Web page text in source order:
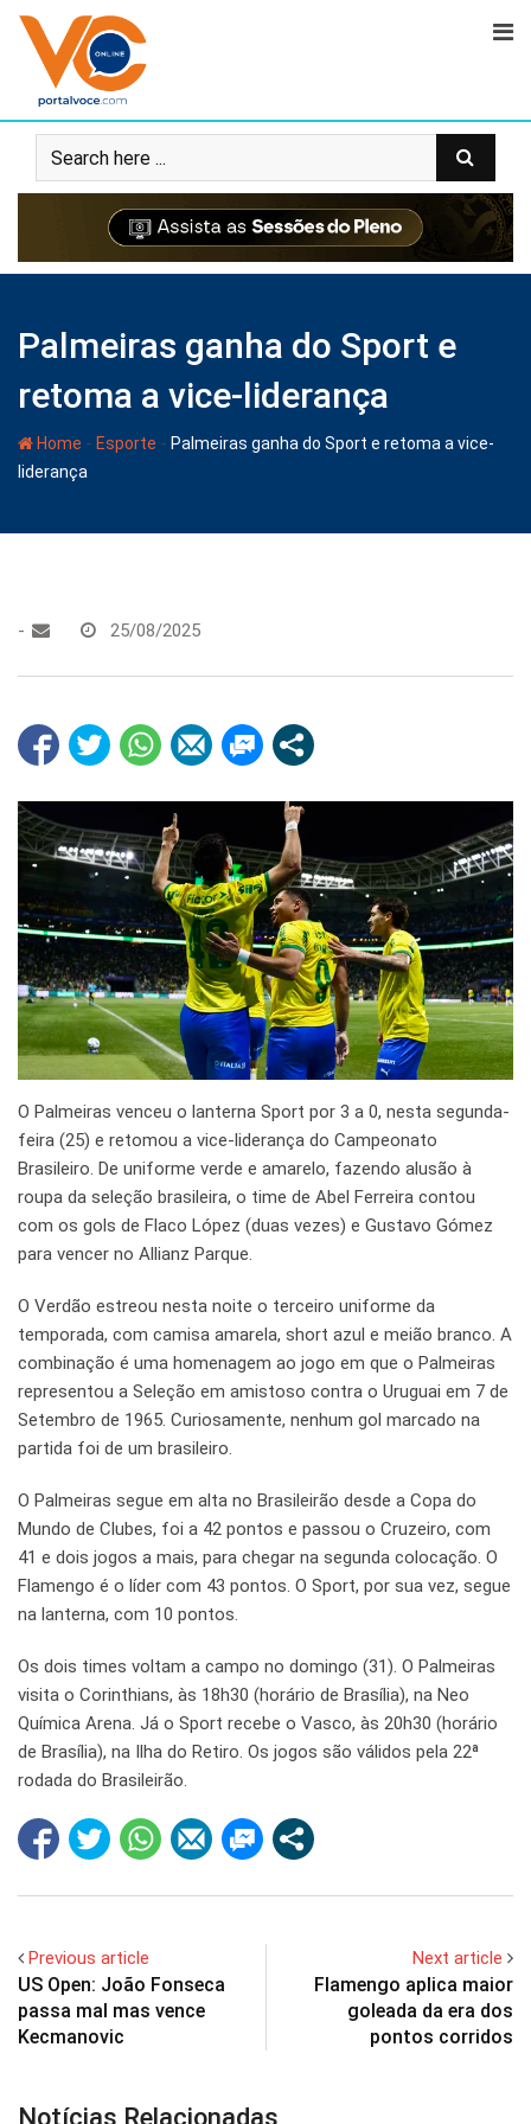
Palmeiras ganha do Sport e
retoma a vice-liderança
Home - Esporte - Palmeiras ganha do Sport e retoma a vice-
liderança
- 25/08/2025
O Palmeiras venceu o lanterna Sport por 3 a 0, nesta segunda-
feira (25) e retomou a vice-liderança do Campeonato
Brasileiro. De uniforme verde e amarelo, fazendo alusão à
roupa da seleção brasileira, o time de Abel Ferreira contou
com os gols de Flaco López (duas vezes) e Gustavo Gómez
para vencer no Allianz Parque.
O Verdão estreou nesta noite o terceiro uniforme da
temporada, com camisa amarela, short azul e meião branco. A
combinação é uma homenagem ao jogo em que o Palmeiras
representou a Seleção em amistoso contra o Uruguai em 7 de
Setembro de 1965. Curiosamente, nenhum gol marcado na
partida foi de um brasileiro.
O Palmeiras segue em alta no Brasileirão desde a Copa do
Mundo de Clubes, foi a 42 pontos e passou o Cruzeiro, com
41 e dois jogos a mais, para chegar na segunda colocação. O
Flamengo é o líder com 43 pontos. O Sport, por sua vez, segue
na lanterna, com 10 pontos.
Os dois times voltam a campo no domingo (31). O Palmeiras
visita o Corinthians, às 18h30 (horário de Brasília), na Neo
Química Arena. Já o Sport recebe o Vasco, às 20h30 (horário
de Brasília), na Ilha do Retiro. Os jogos são válidos pela 22ª
rodada do Brasileirão.
Previous article
US Open: João Fonseca
passa mal mas vence
Kecmanovic
Next article
Flamengo aplica maior
goleada da era dos
pontos corridos
Notícias Relacionadas